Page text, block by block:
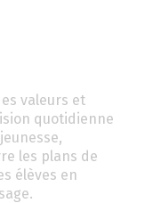
valeurs et
quotidienne
les plans de
élèves en